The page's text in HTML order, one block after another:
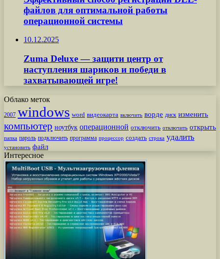
файлов для оптимальной работы
операционной системы
10.12.2025
Zuma Deluxe — защити центр от
наступления шариков и победи в
захватывающей игре!
Облако меток
2007 windows word видеокарта включить ворде диск изменить
компьютер ноутбук операционной отключить отключить открыть
папка пароль подключить программа процессор создать строка удалить
установить файл
Интересное